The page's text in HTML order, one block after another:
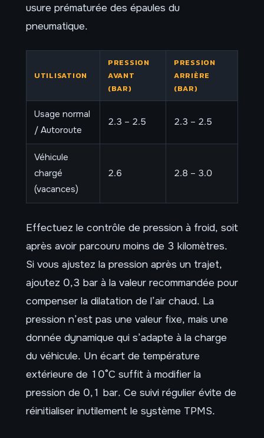
usure prématurée des épaules du
pneumatique.
UTILISATION
PRESSION
AVANT
(BAR)
PRESSION
ARRIÈRE
(BAR)
Usage normal
/ Autoroute
2.3 – 2.5 2.3 – 2.5
Véhicule
chargé
(vacances)
2.6 2.8 – 3.0
Effectuez le contrôle de pression à froid, soit
après avoir parcouru moins de 3 kilomètres.
Si vous ajustez la pression après un trajet,
ajoutez 0,3 bar à la valeur recommandée pour
compenser la dilatation de l’air chaud. La
pression n’est pas une valeur fixe, mais une
donnée dynamique qui s’adapte à la charge
du véhicule. Un écart de température
extérieure de 10°C suffit à modifier la
pression de 0,1 bar. Ce suivi régulier évite de
réinitialiser inutilement le système TPMS.